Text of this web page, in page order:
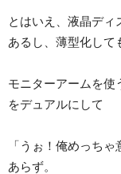
とはいえ、液晶ディ
あるし、薄型化して
モニターアームを使
をデュアルにして
「うぉ！俺めっち
あらず。